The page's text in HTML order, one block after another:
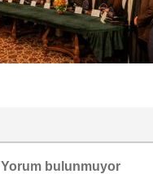
Yorum bulunmuyor